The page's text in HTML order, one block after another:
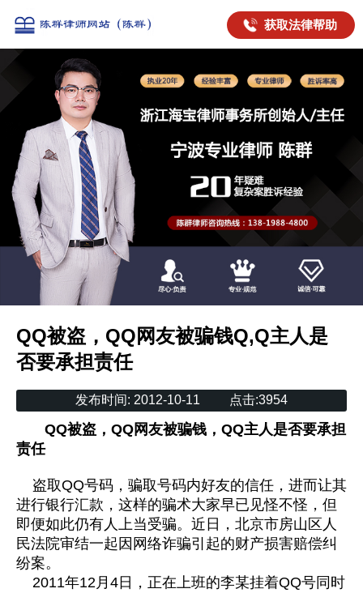
获取法律帮助
QQ被盗，QQ网友被骗钱Q,Q主人是
否要承担责任
发布时间: 2012-10-11 点击:3954
QQ被盗，QQ网友被骗钱，QQ主人是否要承担
责任
盗取QQ号码，骗取号码内好友的信任，进而让其
进行银行汇款，这样的骗术大家早已见怪不怪，但
即便如此仍有人上当受骗。近日，北京市房山区人
民法院审结一起因网络诈骗引起的财产损害赔偿纠
纷案。
2011年12月4日，正在上班的李某挂着QQ号同时